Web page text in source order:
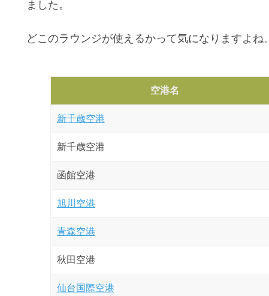
ました。
どこのラウンジが使えるかって気になりますよね。
空港名
新千歳空港
新千歳空港
函館空港
旭川空港
青森空港
秋田空港
仙台国際空港